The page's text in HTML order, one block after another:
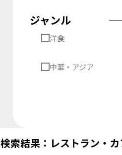
ジャンル
洋食
中華・アジア
検索結果：レストラン・カ